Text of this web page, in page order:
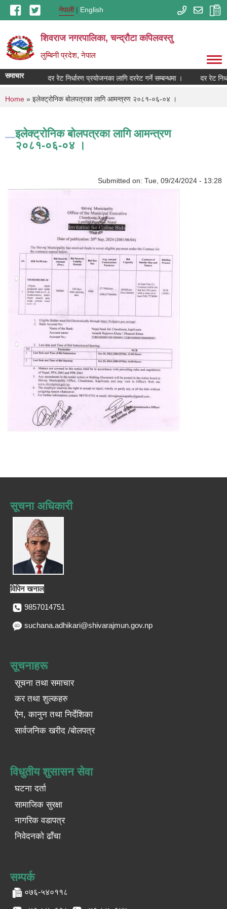
Skip to main contentनेपाली English
शिवराज नगरपालिका, चन्द्राैटा कपिलवस्तु
लुम्बिनी प्रदेश, नेपाल
समाचार
। दर रेट निर्धारण प्रयोजनका लागि दररेट गर्ने सम्बन्धमा । दर रेट
You are here
Home » इलेक्ट्रोनिक बोलपत्रका लागि आमन्त्रण २०८१-०६-०४ ।
इलेक्ट्रोनिक बोलपत्रका लागि आमन्त्रण
२०८१-०६-०४ ।
Submitted on: Tue, 09/24/2024 - 13:28
सूचना अधिकारी
विपिन खनाल
9857014751
suchana.adhikari@shivarajmun.gov.np
सूचनाहरू
सूचना तथा समाचार
कर तथा शुल्कहरु
ऐन, कानुन तथा निर्देशिका
सार्वजनिक खरीद /बोलपत्र
विधुतीय शुसासन सेवा
घटना दर्ता
सामाजिक सुरक्षा
नागरिक वडापत्र
निवेदनको ढाँचा
सम्पर्क
०७६-५४०११८